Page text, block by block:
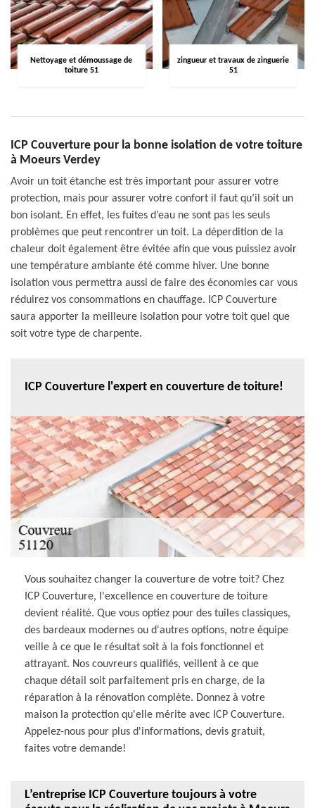
Nettoyage et démoussage de
toiture 51
zingueur et travaux de zinguerie
51
ICP Couverture pour la bonne isolation de votre toiture
à Moeurs Verdey
Avoir un toit étanche est très important pour assurer votre
protection, mais pour assurer votre confort il faut qu’il soit un
bon isolant. En effet, les fuites d’eau ne sont pas les seuls
problèmes que peut rencontrer un toit. La déperdition de la
chaleur doit également être évitée afin que vous puissiez avoir
une température ambiante été comme hiver. Une bonne
isolation vous permettra aussi de faire des économies car vous
réduirez vos consommations en chauffage. ICP Couverture
saura apporter la meilleure isolation pour votre toit quel que
soit votre type de charpente.
ICP Couverture l'expert en couverture de toiture!
Vous souhaitez changer la couverture de votre toit? Chez
ICP Couverture, l'excellence en couverture de toiture
devient réalité. Que vous optiez pour des tuiles classiques,
des bardeaux modernes ou d'autres options, notre équipe
veille à ce que le résultat soit à la fois fonctionnel et
attrayant. Nos couvreurs qualifiés, veillent à ce que
chaque détail soit parfaitement pris en charge, de la
réparation à la rénovation complète. Donnez à votre
maison la protection qu'elle mérite avec ICP Couverture.
Appelez-nous pour plus d'informations, devis gratuit,
faites votre demande!
L’entreprise ICP Couverture toujours à votre